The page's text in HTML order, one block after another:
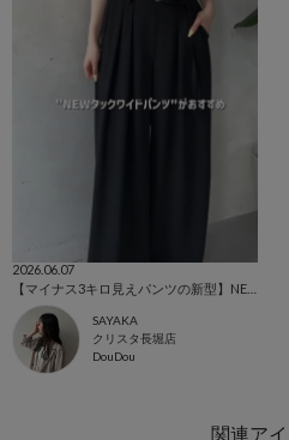
2026.06.07
SAYAKA
クリスタ長堀店
DouDou